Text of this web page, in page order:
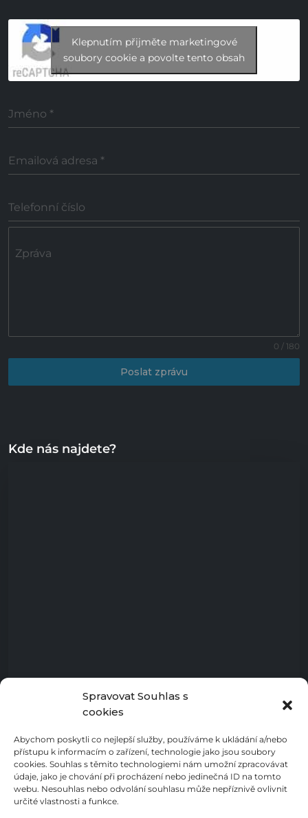
Spravovat Souhlas s
cookies
Abychom poskytli co nejlepší služby, používáme k ukládání a/nebo
přístupu k informacím o zařízení, technologie jako jsou soubory
cookies. Souhlas s těmito technologiemi nám umožní zpracovávat
údaje, jako je chování při procházení nebo jedinečná ID na tomto
webu. Nesouhlas nebo odvolání souhlasu může nepříznivě ovlivnit
určité vlastnosti a funkce.
Klepnutím přijměte marketingové
soubory cookie a povolte tento obsah
Jméno *
Emailová adresa *
Telefonní číslo
Zpráva
0 / 180
Poslat zprávu
Kde nás najdete?